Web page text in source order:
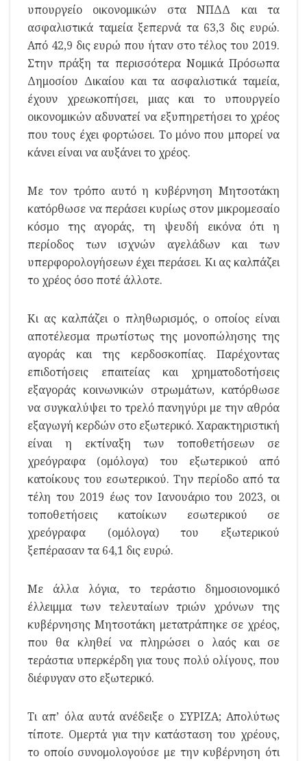
υπουργείο οικονομικών στα ΝΠΔΔ και τα
ασφαλιστικά ταμεία ξεπερνά τα 63,3 δις ευρώ.
Από 42,9 δις ευρώ που ήταν στο τέλος του 2019.
Στην πράξη τα περισσότερα Νομικά Πρόσωπα
Δημοσίου Δικαίου και τα ασφαλιστικά ταμεία,
έχουν χρεωκοπήσει, μιας και το υπουργείο
οικονομικών αδυνατεί να εξυπηρετήσει το χρέος
που τους έχει φορτώσει. Το μόνο που μπορεί να
κάνει είναι να αυξάνει το χρέος.
Με τον τρόπο αυτό η κυβέρνηση Μητσοτάκη
κατόρθωσε να περάσει κυρίως στον μικρομεσαίο
κόσμο της αγοράς, τη ψευδή εικόνα ότι η
περίοδος των ισχνών αγελάδων και των
υπερφορολογήσεων έχει περάσει. Κι ας καλπάζει
το χρέος όσο ποτέ άλλοτε.
Κι ας καλπάζει ο πληθωρισμός, ο οποίος είναι
αποτέλεσμα πρωτίστως της μονοπώλησης της
αγοράς και της κερδοσκοπίας. Παρέχοντας
επιδοτήσεις επαιτείας και χρηματοδοτήσεις
εξαγοράς κοινωνικών στρωμάτων, κατόρθωσε
να συγκαλύψει το τρελό πανηγύρι με την αθρόα
εξαγωγή κερδών στο εξωτερικό. Χαρακτηριστική
είναι η εκτίναξη των τοποθετήσεων σε
χρεόγραφα (ομόλογα) του εξωτερικού από
κατοίκους του εσωτερικού. Την περίοδο από τα
τέλη του 2019 έως τον Ιανουάριο του 2023, οι
τοποθετήσεις κατοίκων εσωτερικού σε
χρεόγραφα (ομόλογα) του εξωτερικού
ξεπέρασαν τα 64,1 δις ευρώ.
Με άλλα λόγια, το τεράστιο δημοσιονομικό
έλλειμμα των τελευταίων τριών χρόνων της
κυβέρνησης Μητσοτάκη μετατράπηκε σε χρέος,
που θα κληθεί να πληρώσει ο λαός και σε
τεράστια υπερκέρδη για τους πολύ ολίγους, που
διέφυγαν στο εξωτερικό.
Τι απ’ όλα αυτά ανέδειξε ο ΣΥΡΙΖΑ; Απολύτως
τίποτε. Ομερτά για την κατάσταση του χρέους,
το οποίο συνομολογούσε με την κυβέρνηση ότι